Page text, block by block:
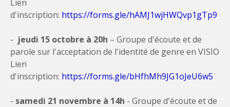
Lien
d'inscription: https://forms.gle/hAMJ1wjHWQvp1gTp9
- jeudi 15 octobre à 20h – Groupe d'écoute et de
parole sur l'acceptation de l'identité de genre en VISIO
Lien
d'inscription: https://forms.gle/bHfhMh9JG1oJeU6w5
- samedi 21 novembre à 14h - Groupe d'écoute et de